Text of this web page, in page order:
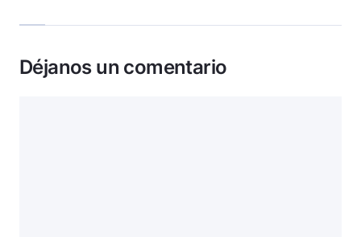
Déjanos un comentario